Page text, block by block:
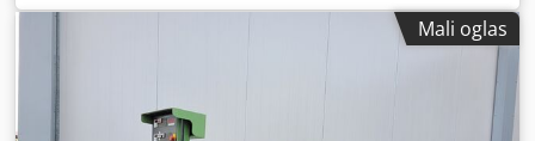
Mali oglas